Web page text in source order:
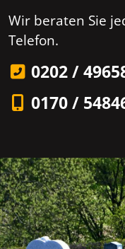
Wir beraten Sie
Telefon.
0202 /
0170 /